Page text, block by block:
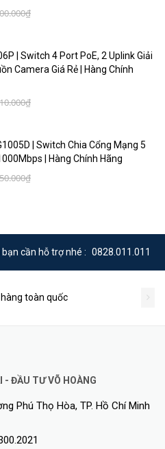
| Switch 4 Port PoE, 2 Uplink Giải
Camera Giá Rẻ | Hàng Chính
| Switch Chia Cổng Mạng 5
| Hàng Chính Hãng
cần hỗ trợ nhé : 0828.011.011
hàng toàn quốc
- ĐẦU TƯ VÕ HOÀNG
Phú Thọ Hòa, TP. Hồ Chí Minh